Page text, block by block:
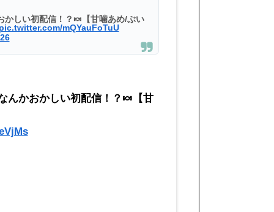
しい初配信！？🍬【甘噛あめ/ぶい
mQYauFoTuU
んかおかしい初配信！？🍬【甘